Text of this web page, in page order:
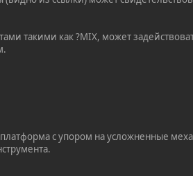
такими как ?MIX, может
платформа с упором на усложненные